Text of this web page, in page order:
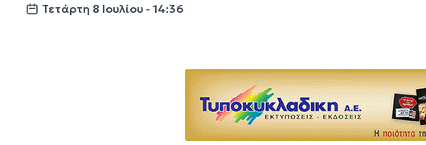
Τετάρτη 8 Ιουλίου - 14:36